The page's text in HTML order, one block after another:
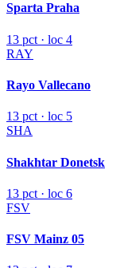
Sparta Praha
13 pct · loc 4
RAY
Rayo Vallecano
13 pct · loc 5
SHA
Shakhtar Donetsk
13 pct · loc 6
FSV
FSV Mainz 05